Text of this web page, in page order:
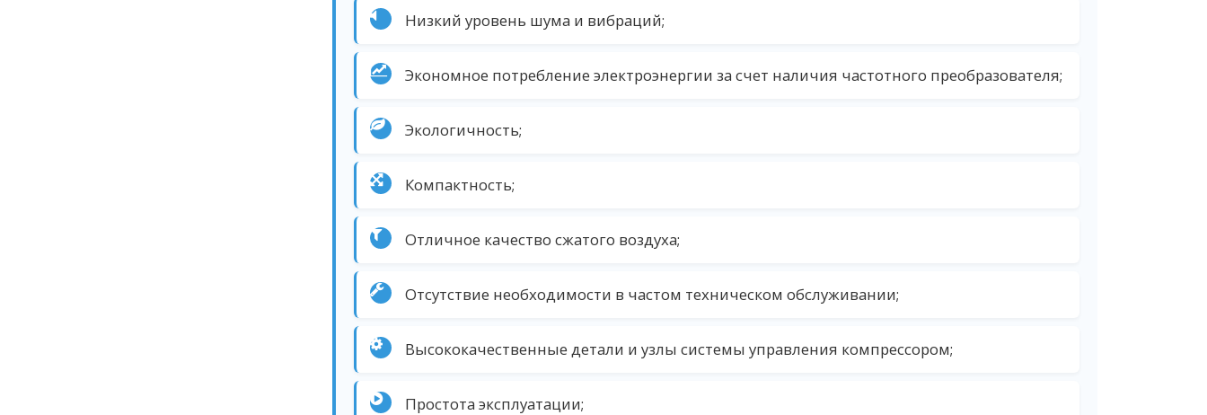
Низкий уровень шума и вибраций;
Экономное потребление электроэнергии за счет наличия частотного преобразователя;
Экологичность;
Компактность;
Отличное качество сжатого воздуха;
Отсутствие необходимости в частом техническом обслуживании;
Высококачественные детали и узлы системы управления компрессором;
Простота эксплуатации;